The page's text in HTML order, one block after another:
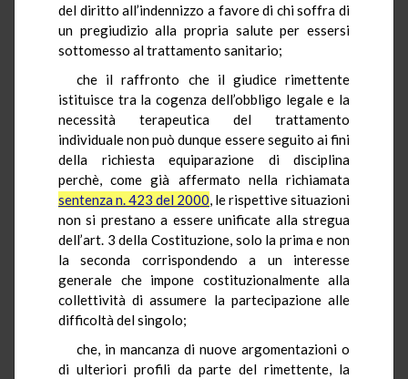
del diritto all’indennizzo a favore di chi soffra di
un pregiudizio alla propria salute per essersi
sottomesso al trattamento sanitario;
che il raffronto che il giudice rimettente
istituisce tra la cogenza dell’obbligo legale e la
necessità terapeutica del trattamento
individuale non può dunque essere seguito ai fini
della richiesta equiparazione di disciplina
perchè, come già affermato nella richiamata
sentenza n. 423 del 2000, le rispettive situazioni
non si prestano a essere unificate alla stregua
dell’art. 3 della Costituzione, solo la prima e non
la seconda corrispondendo a un interesse
generale che impone costituzionalmente alla
collettività di assumere la partecipazione alle
difficoltà del singolo;
che, in mancanza di nuove argomentazioni o
di ulteriori profili da parte del rimettente, la